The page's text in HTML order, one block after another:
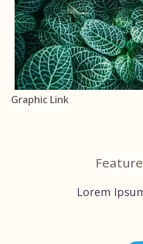
Graphic Link
Lorem